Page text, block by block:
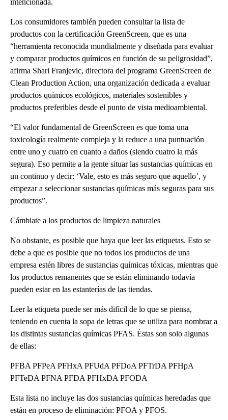
intencionada.
Los consumidores también pueden consultar la lista de
productos con la certificación GreenScreen, que es una
“herramienta reconocida mundialmente y diseñada para evaluar
y comparar productos químicos en función de su peligrosidad”,
afirma Shari Franjevic, directora del programa GreenScreen de
Clean Production Action, una organización dedicada a evaluar
productos químicos ecológicos, materiales sostenibles y
productos preferibles desde el punto de vista medioambiental.
“El valor fundamental de GreenScreen es que toma una
toxicología realmente compleja y la reduce a una puntuación
entre uno y cuatro en cuanto a daños (siendo cuatro la más
segura). Eso permite a la gente situar las sustancias químicas en
un continuo y decir: ‘Vale, esto es más seguro que aquello’, y
empezar a seleccionar sustancias químicas más seguras para sus
productos”.
Cámbiate a los productos de limpieza naturales
No obstante, es posible que haya que leer las etiquetas. Esto se
debe a que es posible que no todos los productos de una
empresa estén libres de sustancias químicas tóxicas, mientras que
los productos remanentes que se están eliminando todavía
pueden estar en las estanterías de las tiendas.
Leer la etiqueta puede ser más difícil de lo que se piensa,
teniendo en cuenta la sopa de letras que se utiliza para nombrar a
las distintas sustancias químicas PFAS. Éstas son solo algunas
de ellas:
PFBA PFPeA PFHxA PFUdA PFDoA PFTrDA PFHpA
PFTeDA PFNA PFDA PFHxDA PFODA
Esta lista no incluye las dos sustancias químicas heredadas que
están en proceso de eliminación: PFOA y PFOS.